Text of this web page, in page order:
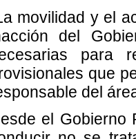
movilidad y el
del
para
que
del
el Gobierno